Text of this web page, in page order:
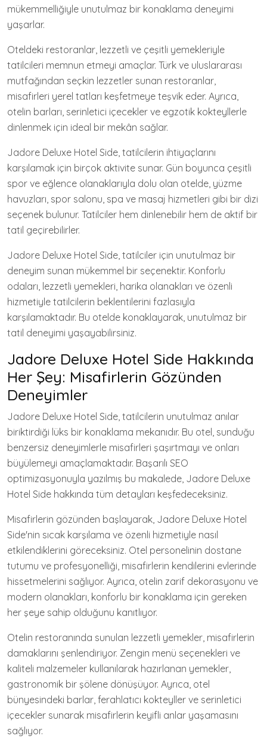
mükemmelliğiyle unutulmaz bir konaklama deneyimi
yaşarlar.
Oteldeki restoranlar, lezzetli ve çeşitli yemekleriyle
tatilcileri memnun etmeyi amaçlar. Türk ve uluslararası
mutfağından seçkin lezzetler sunan restoranlar,
misafirleri yerel tatları keşfetmeye teşvik eder. Ayrıca,
otelin barları, serinletici içecekler ve egzotik kokteyllerle
dinlenmek için ideal bir mekân sağlar.
Jadore Deluxe Hotel Side, tatilcilerin ihtiyaçlarını
karşılamak için birçok aktivite sunar. Gün boyunca çeşitli
spor ve eğlence olanaklarıyla dolu olan otelde, yüzme
havuzları, spor salonu, spa ve masaj hizmetleri gibi bir dizi
seçenek bulunur. Tatilciler hem dinlenebilir hem de aktif bir
tatil geçirebilirler.
Jadore Deluxe Hotel Side, tatilciler için unutulmaz bir
deneyim sunan mükemmel bir seçenektir. Konforlu
odaları, lezzetli yemekleri, harika olanakları ve özenli
hizmetiyle tatilcilerin beklentilerini fazlasıyla
karşılamaktadır. Bu otelde konaklayarak, unutulmaz bir
tatil deneyimi yaşayabilirsiniz.
Jadore Deluxe Hotel Side Hakkında
Her Şey: Misafirlerin Gözünden
Deneyimler
Jadore Deluxe Hotel Side, tatilcilerin unutulmaz anılar
biriktirdiği lüks bir konaklama mekanıdır. Bu otel, sunduğu
benzersiz deneyimlerle misafirleri şaşırtmayı ve onları
büyülemeyi amaçlamaktadır. Başarılı SEO
optimizasyonuyla yazılmış bu makalede, Jadore Deluxe
Hotel Side hakkında tüm detayları keşfedeceksiniz.
Misafirlerin gözünden başlayarak, Jadore Deluxe Hotel
Side'nin sıcak karşılama ve özenli hizmetiyle nasıl
etkilendiklerini göreceksiniz. Otel personelinin dostane
tutumu ve profesyonelliği, misafirlerin kendilerini evlerinde
hissetmelerini sağlıyor. Ayrıca, otelin zarif dekorasyonu ve
modern olanakları, konforlu bir konaklama için gereken
her şeye sahip olduğunu kanıtlıyor.
Otelin restoranında sunulan lezzetli yemekler, misafirlerin
damaklarını şenlendiriyor. Zengin menü seçenekleri ve
kaliteli malzemeler kullanılarak hazırlanan yemekler,
gastronomik bir şölene dönüşüyor. Ayrıca, otel
bünyesindeki barlar, ferahlatıcı kokteyller ve serinletici
içecekler sunarak misafirlerin keyifli anlar yaşamasını
sağlıyor.